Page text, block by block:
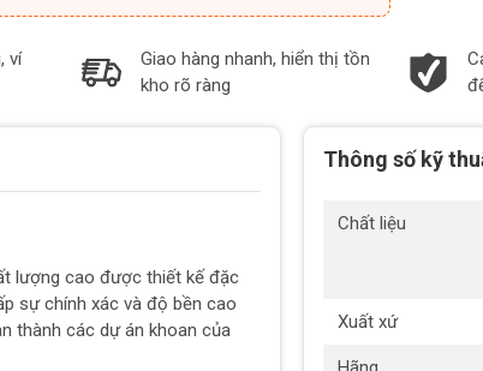
ví
Giao hàng nhanh, hiển thị tồn
kho rõ ràng
lượng cao được thiết kế đặc
sự chính xác và độ bền cao
thành các dự án khoan của
Thông số kỹ
Chất liệu
Xuất xứ